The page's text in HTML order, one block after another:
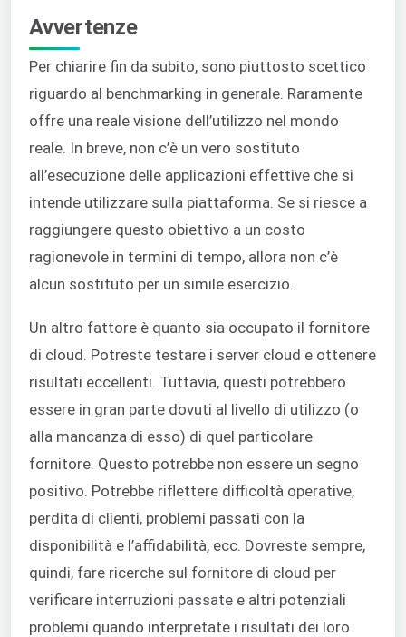
Avvertenze
Per chiarire fin da subito, sono piuttosto scettico
riguardo al benchmarking in generale. Raramente
offre una reale visione dell’utilizzo nel mondo
reale. In breve, non c’è un vero sostituto
all’esecuzione delle applicazioni effettive che si
intende utilizzare sulla piattaforma. Se si riesce a
raggiungere questo obiettivo a un costo
ragionevole in termini di tempo, allora non c’è
alcun sostituto per un simile esercizio.
Un altro fattore è quanto sia occupato il fornitore
di cloud. Potreste testare i server cloud e ottenere
risultati eccellenti. Tuttavia, questi potrebbero
essere in gran parte dovuti al livello di utilizzo (o
alla mancanza di esso) di quel particolare
fornitore. Questo potrebbe non essere un segno
positivo. Potrebbe riflettere difficoltà operative,
perdita di clienti, problemi passati con la
disponibilità e l’affidabilità, ecc. Dovreste sempre,
quindi, fare ricerche sul fornitore di cloud per
verificare interruzioni passate e altri potenziali
problemi quando interpretate i risultati dei loro